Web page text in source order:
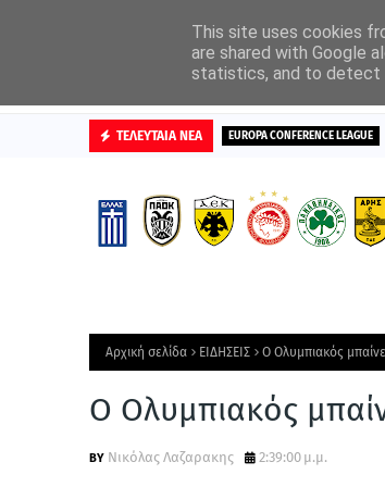
ΤΕΛΕΥΤΑΙΑ ΝΕΑ EUROPA CONFERENCE LEAGUE
Αρχική σελίδα ΕΙΔΗΣΕΙΣ Ο Ολυμπιακός
Ο Ολυμπιακός
Νικόλας Λαζαρακης 2:39:00 μ.μ.
This site uses cookies
are shared with Google
statistics, and to detect